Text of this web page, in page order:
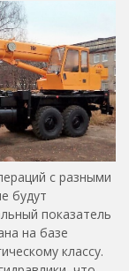
с разными
будут
показатель
на базе
классу.